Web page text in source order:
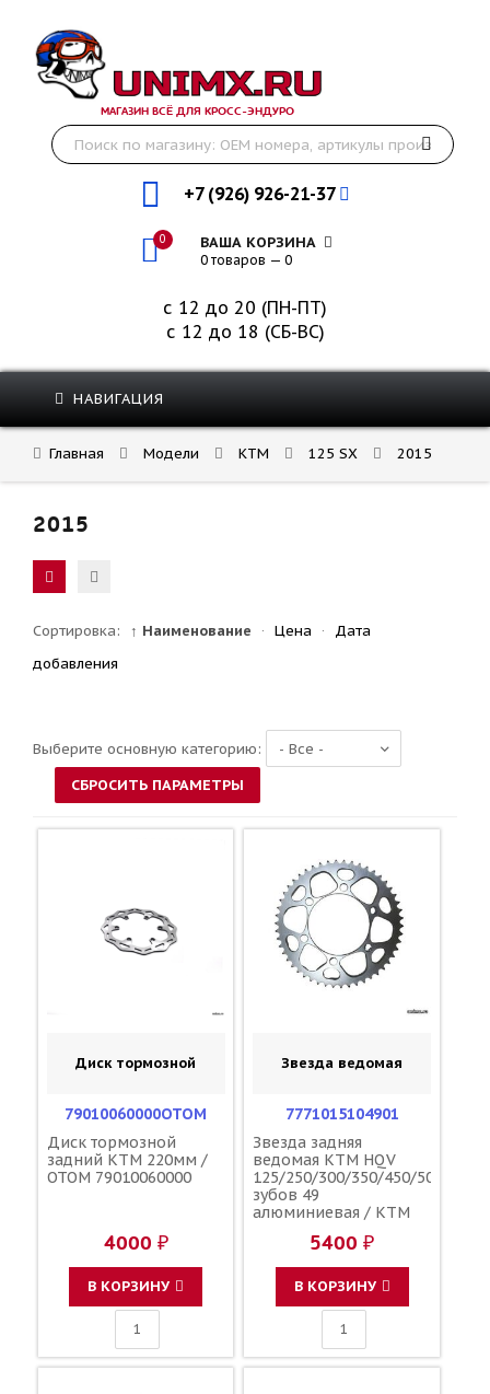
МАГАЗИН ВСЁ ДЛЯ КРОСС-ЭНДУРО
+7 (926) 926-21-37
0 ВАША КОРЗИНА
0 товаров — 0
с 12 до 20 (ПН-ПТ)
с 12 до 18 (СБ-ВС)
НАВИГАЦИЯ
Главная Модели KTM 125 SX 2015
2015
Сортировка: ↑ Наименование · Цена ·
Дата
добавления
Выберите основную категорию:
Диск тормозной
79010060000OTOM
Диск тормозной
задний KTM 220мм /
OTOM 79010060000
4000 ₽
В КОРЗИНУ
Звезда ведомая
7771015104901
Звезда задняя
ведомая KTM HQV
125/250/300/350/450/500
зубов 49
алюминиевая / KTM
5400 ₽
В КОРЗИНУ